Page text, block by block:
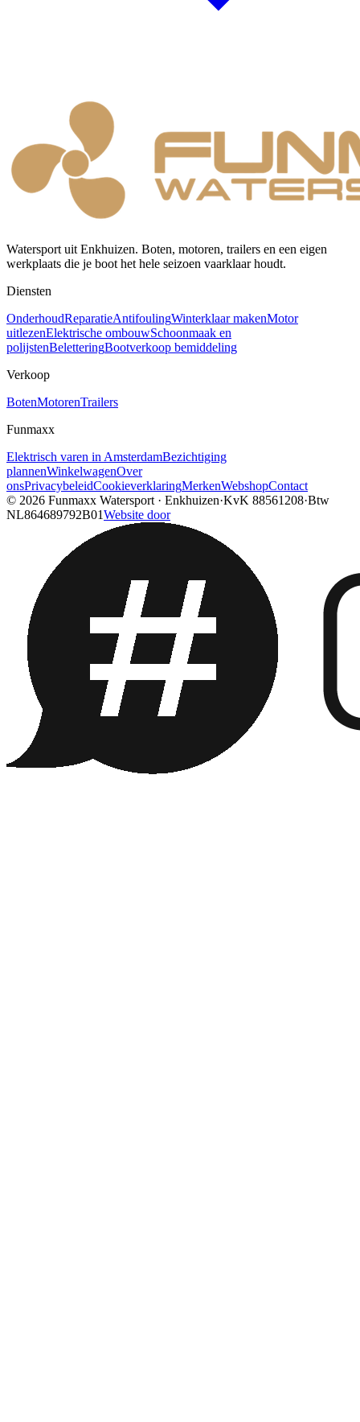
Watersport uit Enkhuizen. Boten, motoren, trailers en een eigen
werkplaats die je boot het hele seizoen vaarklaar houdt.
Diensten
OnderhoudReparatieAntifoulingWinterklaar makenMotor
uitlezenElektrische ombouwSchoonmaak en
polijstenBeletteringBootverkoop bemiddeling
Verkoop
BotenMotorenTrailers
Funmaxx
Elektrisch varen in AmsterdamBezichtiging
plannenWinkelwagenOver
onsPrivacybeleidCookieverklaringMerkenWebshopContact
© 2026 Funmaxx Watersport · Enkhuizen·KvK 88561208·Btw
NL864689792B01Website door